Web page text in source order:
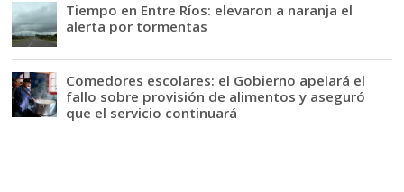
Tiempo en Entre Ríos: elevaron a naranja el
alerta por tormentas
Comedores escolares: el Gobierno apelará el
fallo sobre provisión de alimentos y aseguró
que el servicio continuará